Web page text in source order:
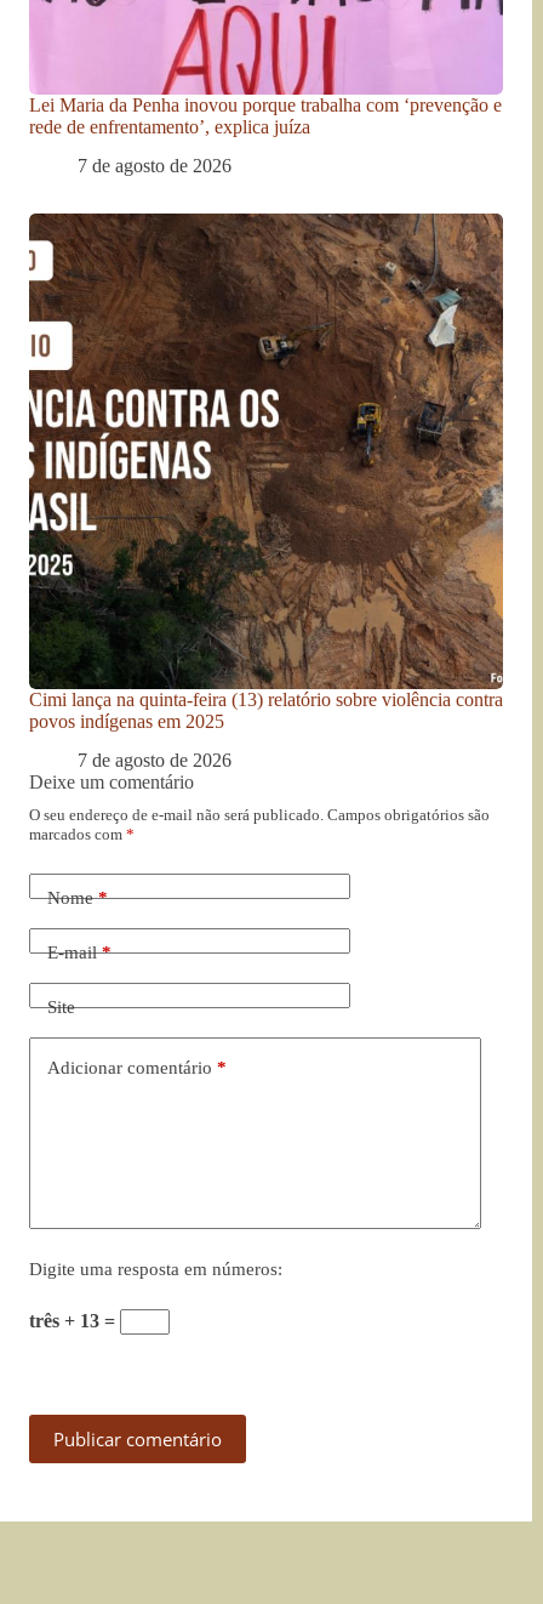
Lei Maria da Penha inovou porque trabalha com ‘prevenção e
rede de enfrentamento’, explica juíza
7 de agosto de 2026
Cimi lança na quinta-feira (13) relatório sobre violência contra
povos indígenas em 2025
7 de agosto de 2026
Deixe um comentário
O seu endereço de e-mail não será publicado. Campos obrigatórios são
marcados com *
Nome*
E-mail*
Site
Adicionar comentário *
Digite uma resposta em números:
três + 13 =
Publicar comentário